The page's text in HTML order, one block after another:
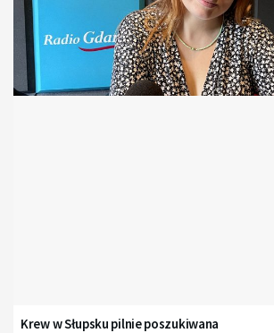
Krew w Słupsku pilnie poszukiwana